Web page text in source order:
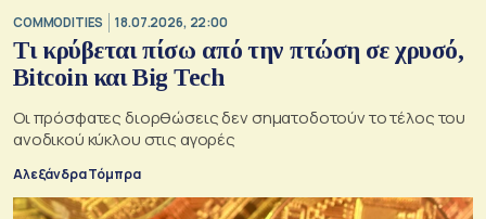
COMMODITIES 18.07.2026, 22:00
Τι κρύβεται πίσω από την πτώση σε χρυσό,
Bitcoin και Big Tech
Οι πρόσφατες διορθώσεις δεν σηματοδοτούν το τέλος του
ανοδικού κύκλου στις αγορές
Αλεξάνδρα Τόμπρα